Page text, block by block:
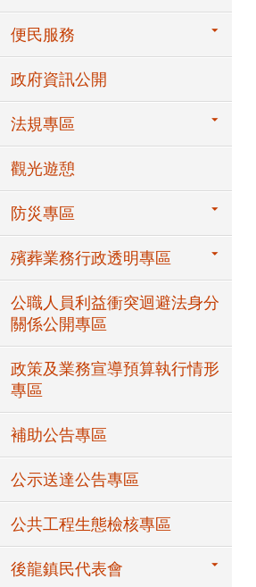
便民服務
政府資訊公開
法規專區
觀光遊憩
防災專區
殯葬業務行政透明專區
公職人員利益衝突迴避法身分
關係公開專區
政策及業務宣導預算執行情形
專區
補助公告專區
公示送達公告專區
公共工程生態檢核專區
後龍鎮民代表會